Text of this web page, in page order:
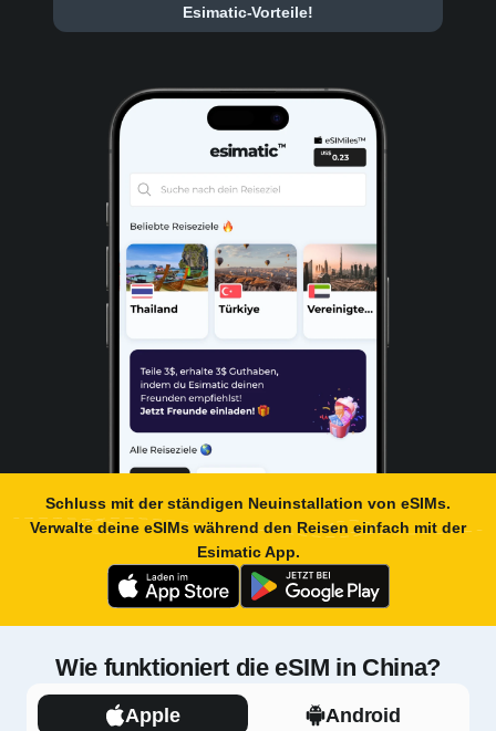
Esimatic-Vorteile!
Schluss mit der ständigen Neuinstallation von eSIMs.
Verwalte deine eSIMs während den Reisen einfach mit der
Esimatic App.
Wie funktioniert die eSIM in China?
Apple Android